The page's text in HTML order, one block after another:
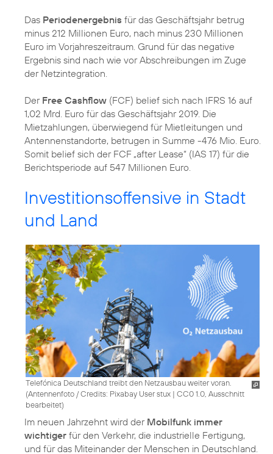
Das Periodenergebnis für das Geschäftsjahr betrug
minus 212 Millionen Euro, nach minus 230 Millionen
Euro im Vorjahreszeitraum. Grund für das negative
Ergebnis sind nach wie vor Abschreibungen im Zuge
der Netzintegration.
Der Free Cashflow (FCF) belief sich nach IFRS 16 auf
1,02 Mrd. Euro für das Geschäftsjahr 2019. Die
Mietzahlungen, überwiegend für Mietleitungen und
Antennenstandorte, betrugen in Summe -476 Mio. Euro.
Somit belief sich der FCF „after Lease“ (IAS 17) für die
Berichtsperiode auf 547 Millionen Euro.
Investitionsoffensive in Stadt
und Land
Telefónica Deutschland treibt den Netzausbau weiter voran.
(Antennenfoto / Credits: Pixabay User stux | CC0 1.0, Ausschnitt
bearbeitet)
Im neuen Jahrzehnt wird der Mobilfunk immer
wichtiger für den Verkehr, die industrielle Fertigung,
und für das Miteinander der Menschen in Deutschland.